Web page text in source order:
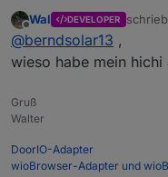
heißt die
Kann die
wohl
Offline
Wal DEVELOPER
zuletzt
@berndsolar13 ,
wieso habe mein hichi
Gruß
Walter
DoorIO-Adapter
wioBrowser-Adapter und